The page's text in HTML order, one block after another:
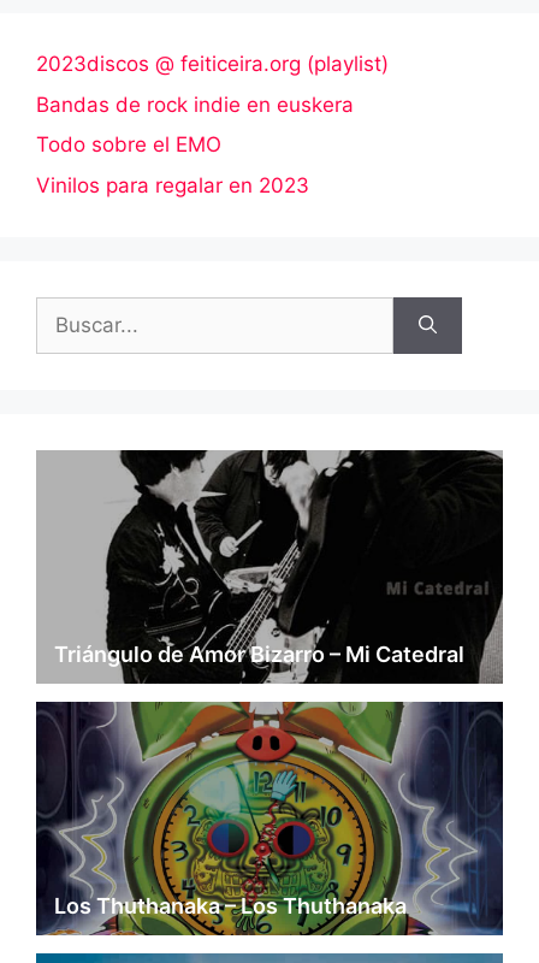
2023discos @ feiticeira.org (playlist)
Bandas de rock indie en euskera
Todo sobre el EMO
Vinilos para regalar en 2023
Triángulo de Amor Bizarro – Mi Catedral
Los Thuthanaka – Los Thuthanaka